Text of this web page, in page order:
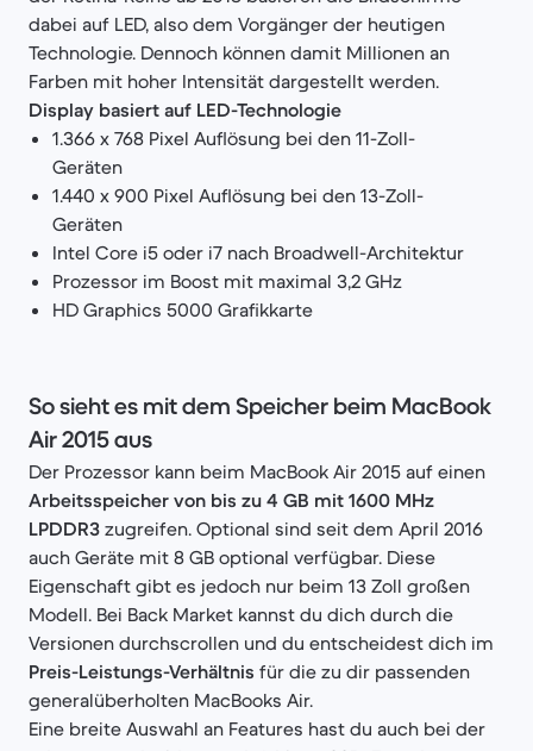
dabei auf LED, also dem Vorgänger der heutigen
Technologie. Dennoch können damit Millionen an
Farben mit hoher Intensität dargestellt werden.
Display basiert auf LED-Technologie
1.366 x 768 Pixel Auflösung bei den 11-Zoll-
Geräten
1.440 x 900 Pixel Auflösung bei den 13-Zoll-
Geräten
Intel Core i5 oder i7 nach Broadwell-Architektur
Prozessor im Boost mit maximal 3,2 GHz
HD Graphics 5000 Grafikkarte
So sieht es mit dem Speicher beim MacBook
Air 2015 aus
Der Prozessor kann beim MacBook Air 2015 auf einen
Arbeitsspeicher von bis zu 4 GB mit 1600 MHz
LPDDR3 zugreifen. Optional sind seit dem April 2016
auch Geräte mit 8 GB optional verfügbar. Diese
Eigenschaft gibt es jedoch nur beim 13 Zoll großen
Modell. Bei Back Market kannst du dich durch die
Versionen durchscrollen und du entscheidest dich im
Preis-Leistungs-Verhältnis für die zu dir passenden
generalüberholten MacBooks Air.
Eine breite Auswahl an Features hast du auch bei der